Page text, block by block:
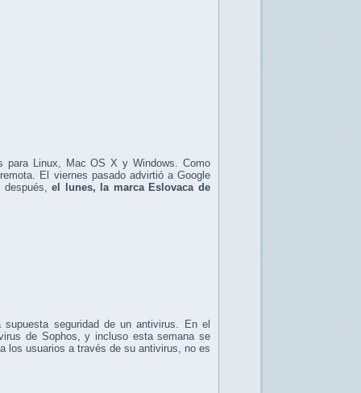
para Linux, Mac OS X y Windows. Como
El viernes pasado advirtió a Google
después,el lunes, la marca Eslovaca de
seguridad de un antivirus. En el
de Sophos, y incluso esta semana se
los usuarios a través de su antivirus, no es